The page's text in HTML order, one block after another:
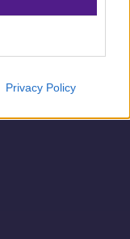
Privacy Policy